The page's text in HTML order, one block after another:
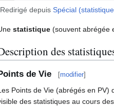
des statistiques
depuis Spécial
statistique (souvent abrégée
des
de Vie [modifier]
Points de Vie (abrégés en
des statistiques au cours